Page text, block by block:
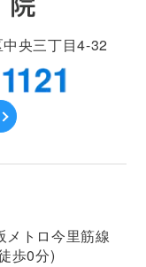
央三丁目4-32
メトロ今里筋線
歩0分)